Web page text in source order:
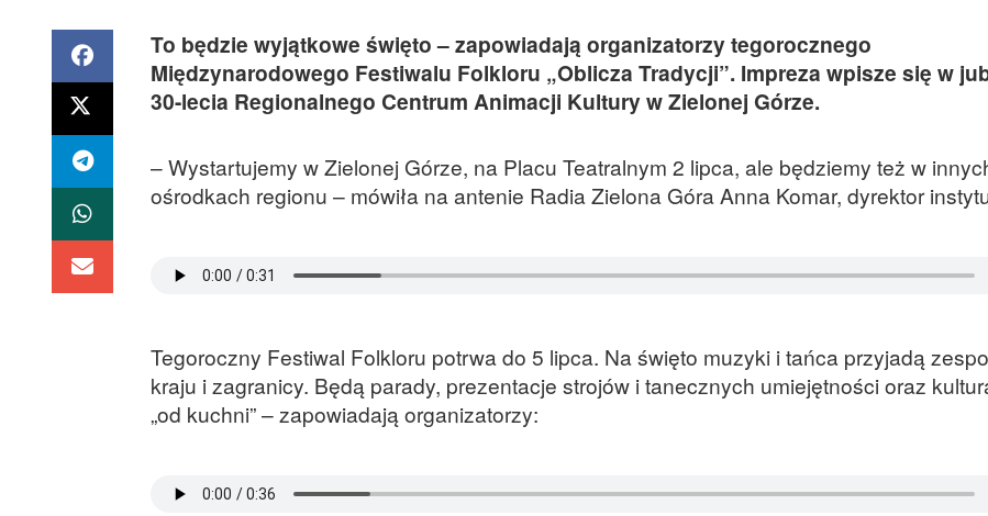
To będzie wyjątkowe święto – zapowiadają organizatorzy tegorocznego
Międzynarodowego Festiwalu Folkloru „Oblicza Tradycji”. Impreza wpisze się w
30-lecia Regionalnego Centrum Animacji Kultury w Zielonej Górze.
– Wystartujemy w Zielonej Górze, na Placu Teatralnym 2 lipca, ale będziemy też w
ośrodkach regionu – mówiła na antenie Radia Zielona Góra Anna Komar, dyrektor
Tegoroczny Festiwal Folkloru potrwa do 5 lipca. Na święto muzyki i tańca przyjadą
kraju i zagranicy. Będą parady, prezentacje strojów i tanecznych umiejętności oraz
„od kuchni” – zapowiadają organizatorzy: